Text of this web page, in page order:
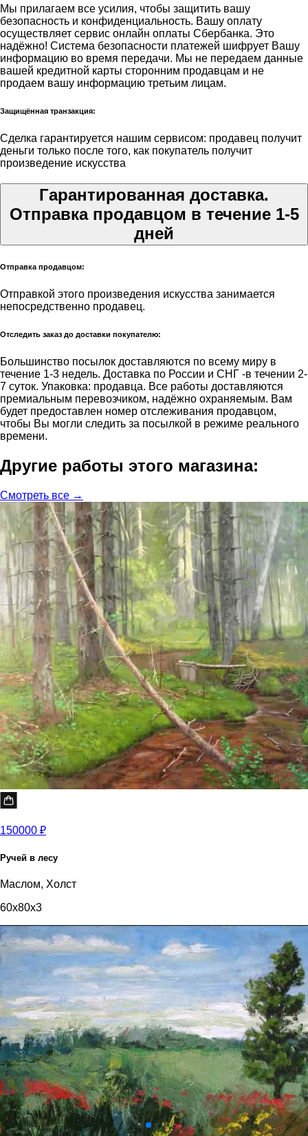
Мы прилагаем все усилия, чтобы защитить вашу
безопасность и конфиденциальность. Вашу оплату
осуществляет сервис онлайн оплаты Сбербанка. Это
надёжно! Система безопасности платежей шифрует Вашу
информацию во время передачи. Мы не передаем данные
вашей кредитной карты сторонним продавцам и не
продаем вашу информацию третьим лицам.
Защищённая транзакция:
Сделка гарантируется нашим сервисом: продавец получит
деньги только после того, как покупатель получит
произведение искусства
Гарантированная доставка.
Отправка продавцом в течение 1-5
дней
Отправка продавцом:
Отправкой этого произведения искусства занимается
непосредственно продавец.
Отследить заказ до доставки покупателю:
Большинство посылок доставляются по всему миру в
течение 1-3 недель. Доставка по России и СНГ -в течении 2-
7 суток. Упаковка: продавца. Все работы доставляются
премиальным перевозчиком, надёжно охраняемым. Вам
будет предоставлен номер отслеживания продавцом,
чтобы Вы могли следить за посылкой в режиме реального
времени.
Другие работы этого магазина:
Смотреть все →
150000 ₽
Ручей в лесу
Маслом, Холст
60x80x3